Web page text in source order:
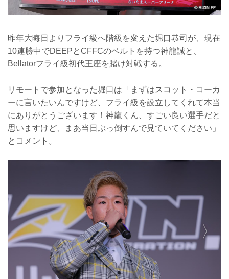
昨年大晦日よりフライ級へ階級を変えた堀口恭司が、現在
10連勝中でDEEPとCFFCのベルトを持つ神龍誠と、
Bellatorフライ級初代王座を賭け対戦する。
リモートで参加となった堀口は「まずはスコット・コーカ
ーに言いたいんですけど、フライ級を設立してくれて本当
にありがとうございます！神龍くん、すごい良い選手だと
思いますけど、まあ当日ぶっ倒すんで見ていてください」
とコメント。